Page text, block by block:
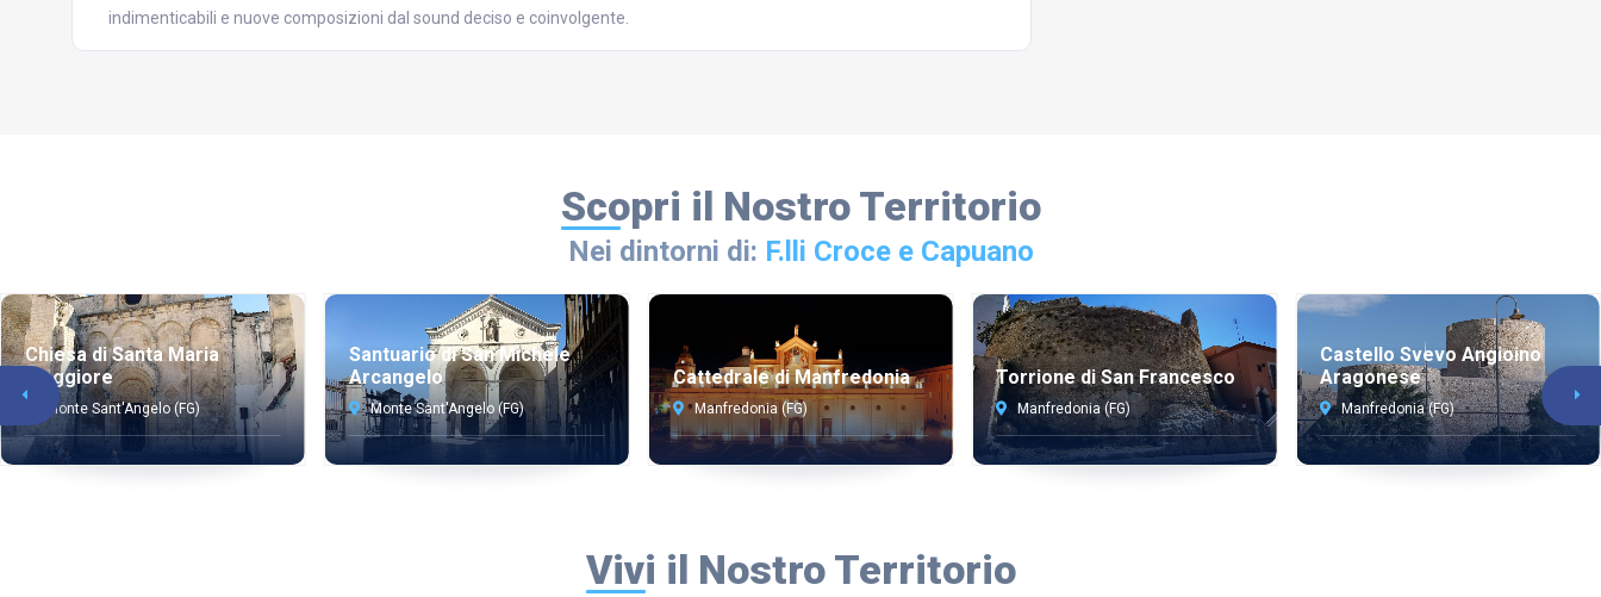
indimenticabili e nuove composizioni dal sound deciso e coinvolgente.
Scopri il Nostro Territorio
Nei dintorni di: F.lli Croce e Capuano
Chiesa di Santa Maria
Maggiore
Monte Sant'Angelo (FG)
Santuario di San Michele
Arcangelo
Monte Sant'Angelo (FG)
Cattedrale di Manfredonia
Manfredonia (FG)
Torrione di San Francesco
Manfredonia (FG)
Castello Svevo Angioino
Aragonese
Manfredonia (FG)
Vivi il Nostro Territorio